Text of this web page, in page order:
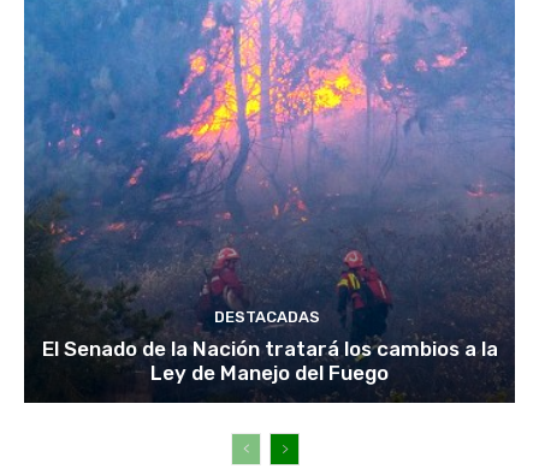
DESTACADAS
El Senado de la Nación tratará los cambios a la
Ley de Manejo del Fuego